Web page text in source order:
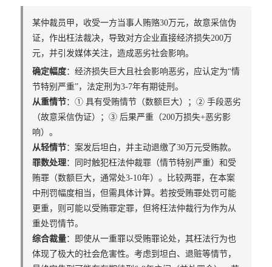
某仲裁员甲，收受一方当事人贿赂30万元，故意采信伪
证，作出枉法裁决，导致对方企业直接经济损失200万
元，并引发媒体关注，造成恶劣社会影响。
确定幅度：经济损失巨大且社会影响恶劣，应认定为“情
节特别严重”，法定刑为3-7年有期徒刑。
从重情节：① 具有受贿情节（数额巨大）；② 手段恶劣
（故意采信伪证）；③ 后果严重（200万损失+恶劣影
响）。
从轻情节：案发后坦白，并主动退缴了30万元受贿款。
罪数处理：同时触犯枉法仲裁罪（情节特别严重）和受
贿罪（数额巨大，通常处3-10年）。比较两罪，在本案
中刑罚幅度相当，但需具体计算。若按受贿罪处罚可能
更重，则可能以受贿罪定罪，但将枉法仲裁行为作为从
重处罚情节。
综合裁量：即使从一重罪以受贿罪论处，其枉法行为也
体现了极大的社会危害性。考虑到坦白、退赃等情节，